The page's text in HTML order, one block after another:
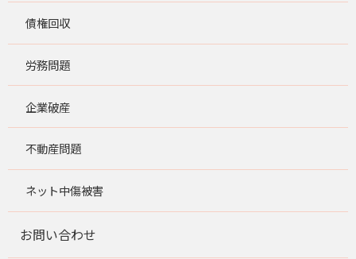
債権回収
労務問題
企業破産
不動産問題
ネット中傷被害
お問い合わせ